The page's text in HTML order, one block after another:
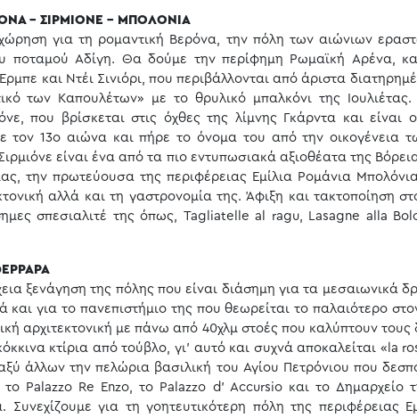
- ΣΙΡΜΙΟΝΕ - ΜΠΟΛΟΝΙΑ
για τη ρομαντική Βερόνα, την πόλη των αιώνιων
ποταμού Αδίγη. Θα δούμε την περίφημη Ρωμαϊκή Αρένα,
και Ντέι Σινιόρι, που περιβάλλονται από άριστα
των Καπουλέτων» με το θρυλικό μπαλκόνι της
που βρίσκεται στις όχθες της λίμνης Γκάρντα και
τον 13ο αιώνα και πήρε το όνομα του από την οικογένεια
είναι ένα από τα πιο εντυπωσιακά αξιοθέατα της
την πρωτεύουσα της περιφέρειας Εμίλια Ρομάνια
αλλά και τη γαστρονομία της. Άφιξη και τακτοποίηση
σπεσιαλιτέ της όπως, Tagliatelle al ragu, Lasagne alla
ξενάγηση της πόλης που είναι διάσημη για τα μεσαιωνικά
και για το πανεπιστήμιο της που θεωρείται το παλαιότερο
αρχιτεκτονική με πάνω από 40χλμ στοές που καλύπτουν
κτίρια από τούβλο, γι’ αυτό και συχνά αποκαλείται «la
άλλων την πελώρια βασιλική του Αγίου Πετρόνιου που
Palazzo Re Enzo, το Palazzo d’ Accursio και το Δημαρχείο
για τη γοητευτικότερη πόλη της περιφέρειας